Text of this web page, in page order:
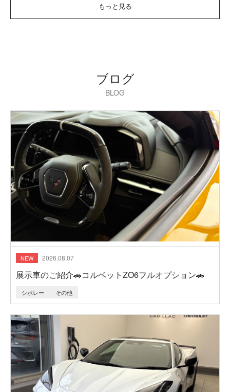
もっと見る
ブログ
BLOG
2026.08.07
展示車のご紹介🚗コルベットZO6フルオプション🚗
シボレー その他